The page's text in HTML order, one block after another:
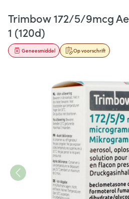
Trimbow 172/5/9mcg
1 (120d)
Op voorschrift
Geneesmiddel